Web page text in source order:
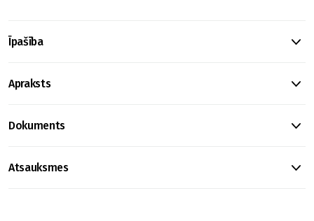
Īpašība
Apraksts
Dokuments
Atsauksmes